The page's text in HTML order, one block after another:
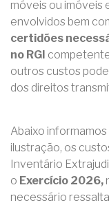
móveis ou imóveis
envolvidos bem
certidões
no RGI
outros custos
dos direitos
Abaixo
ilustração, os
Inventário
o Exercício 2026,
necessário